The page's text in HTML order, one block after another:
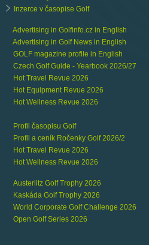
Inzerce v časopise Golf
Advertising in Golfinfo.cz in English
Advertising in Golf News in English
GOLF magazine profile in English
Czech Golf Guide - Yearbook 2026/27
Hot Travel Revue 2026
Hot Equipment Revue 2026
Hot Wellness Revue 2026
Profil časopisu Golf
Profil a ceník Ročenky Golf 2026/2
Hot Travel Revue 2026
Hot Wellness Revue 2026
Austerlitz Golf Trophy 2026
Kaskáda Golf Trophy 2026
World Corporate Golf Challenge 2026
Open Golf Series 2026